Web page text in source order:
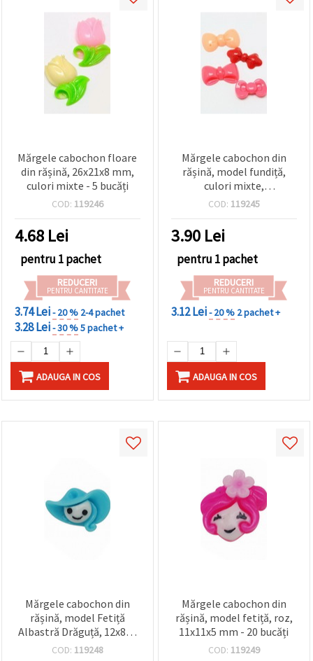
Mărgele cabochon floare
din rășină, 26x21x8 mm,
culori mixte - 5 bucăți
COD: 119246
4.68 Lei
pentru 1 pachet
REDUCERI
PENTRU CANTITATE
3.74 Lei- 20 % 2-4 pachet
3.28 Lei- 30 %5 pachet +
ADAUGA IN COS
Mărgele cabochon din
rășină, model fundiță,
culori mixte,
20~23x10.5~14x4~5 mm -
COD: 119245
3.90 Lei
pentru 1 pachet
REDUCERI
PENTRU CANTITATE
3.12 Lei- 20 % 2 pachet +
ADAUGA IN COS
Mărgele cabochon din
rășină, model Fetiță
Albastră Drăguță, 12x8x5
mm – Set de 20 bucăți
COD: 119248
Mărgele cabochon din
rășină, model fetiță, roz,
11x11x5 mm - 20 bucăți
COD: 119249